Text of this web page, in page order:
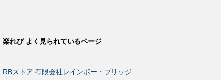
楽れび よく見られているページ
RBストア 有限会社レインボー・ブリッジ